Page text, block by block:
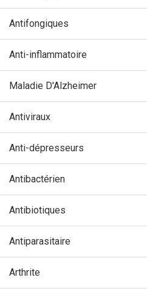
Antifongiques
Anti-inflammatoire
Maladie D'Alzheimer
Antiviraux
Anti-dépresseurs
Antibactérien
Antibiotiques
Antiparasitaire
Arthrite